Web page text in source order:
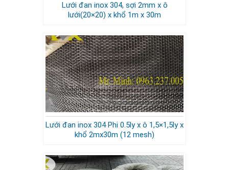
Lưới đan inox 304, sợi 2mm x ô
lưới(20×20) x khổ 1m x 30m
Lưới đan inox 304 Phi 0.5ly x ô 1,5×1,5ly x
khổ 2mx30m (12 mesh)